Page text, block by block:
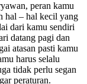
peran kamu
hal – hal kecil yang
dari kamu sendiri
datang pagi dan
atasan pasti kamu
harus selalu
tidak perlu segan
peraturan.